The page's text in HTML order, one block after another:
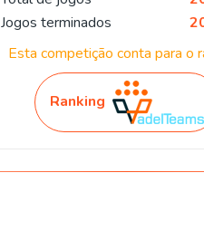
Jogos terminados
Esta competição conta para o
Ranking